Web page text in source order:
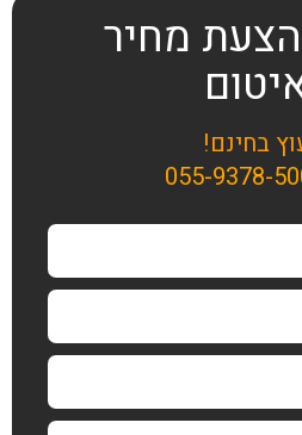
מחיר
בחינם!
055-9378-